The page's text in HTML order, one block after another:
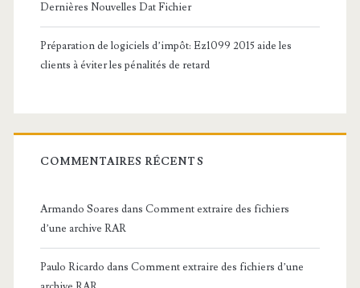
Dernières Nouvelles Dat Fichier
Préparation de logiciels d’impôt: Ez1099 2015 aide les
clients à éviter les pénalités de retard
COMMENTAIRES RÉCENTS
Armando Soares dans Comment extraire des fichiers
d’une archive RAR
Paulo Ricardo dans Comment extraire des fichiers d’une